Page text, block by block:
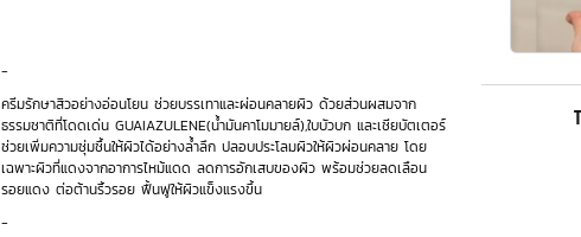
-
ครีมรักษาสิวอย่างอ่อนโยน ช่วยบรรเทาและผ่อนคลายผิว ด้วยส่วนผสมจาก
ธรรมชาติที่โดดเด่น GUAIAZULENE(น้ำมันคาโมมายล์),ใบบัวบก และเชียบัตเตอร์
ช่วยเพิ่มความชุ่มชื้นให้ผิวได้อย่างล้ำลึก ปลอบประโลมผิวให้ผิวผ่อนคลาย โดย
เฉพาะผิวที่แดงจากอาการไหม้แดด ลดการอักเสบของผิว พร้อมช่วยลดเลือน
รอยแดง ต่อต้านริ้วรอย ฟื้นฟูให้ผิวแข็งแรงขึ้น
-